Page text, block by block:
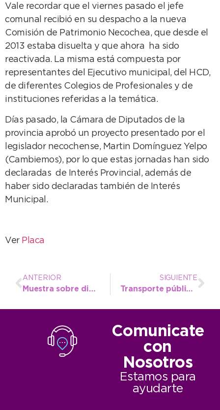
Vale recordar que el viernes pasado el jefe
comunal recibió en su despacho a la nueva
Comisión de Patrimonio Necochea, que desde el
2013 estaba disuelta y que ahora ha sido
reactivada. La misma está compuesta por
representantes del Ejecutivo municipal, del HCD,
de diferentes Colegios de Profesionales y de
instituciones referidas a la temática.
Días pasado, la Cámara de Diputados de la
provincia aprobó un proyecto presentado por el
legislador necochense, Martin Domínguez Yelpo
(Cambiemos), por lo que estas jornadas han sido
declaradas de Interés Provincial, además de
haber sido declaradas también de Interés
Municipal.
Ver Placa
ANTERIOR
Muestra sobre diversidad y disidencia sexual en el Museo
SIGUIENTE
Transporte público gratis para que vayas al festejo de la ciudad
Comunicate
con
Nosotros
Estamos para
ayudarte